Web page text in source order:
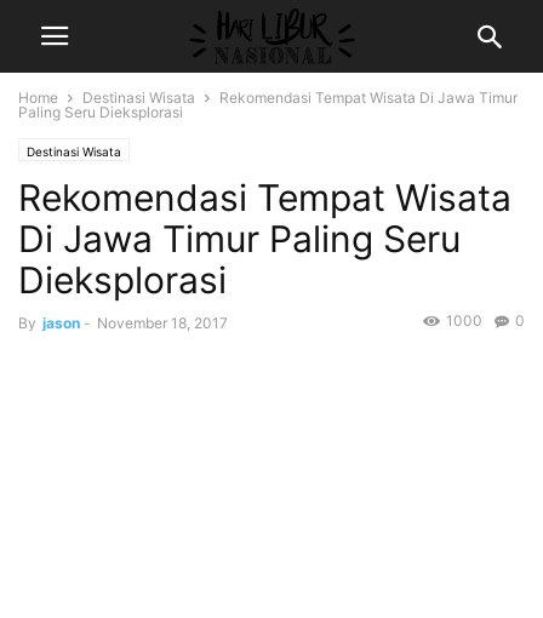
Home Destinasi Wisata
Rekomendasi Tempat Wisata Di Jawa Timur
Paling Seru Dieksplorasi
Destinasi Wisata
Rekomendasi Tempat Wisata
Di Jawa Timur Paling Seru
Dieksplorasi
By jason - November 18, 2017 0
1000